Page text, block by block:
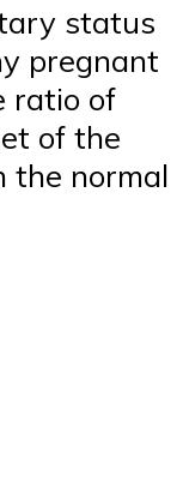
status
pregnant
ratio of
of the
the normal